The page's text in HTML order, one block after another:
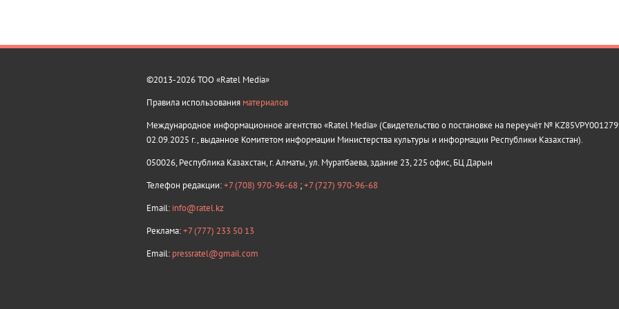
©2013-2026 ТОО «Ratel Media»
Правила использования материалов
Международное информационное агентство «Ratel Media» (Свидетельство о постановке на переучёт №
02.09.2025 г., выданное Комитетом информации Министерства культуры и информации Республики Казахстан).
050026, Республика Казахстан, г. Алматы, ул. Муратбаева, здание 23, 225 офис, БЦ Дарын
Телефон редакции:+7 (708) 970-96-68 ;+7 (727) 970-96-68
Email: info@ratel.kz
Реклама:+7 (777) 233 50 13
Email: pressratel@gmail.com